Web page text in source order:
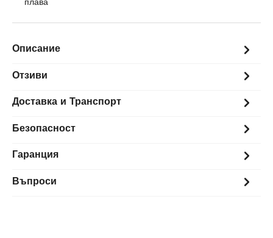
плава
Описание
Отзиви
Доставка и Транспорт
Безопасност
Гаранция
Въпроси